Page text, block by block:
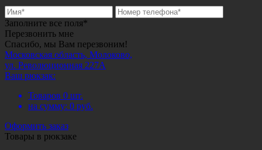
Заполните все поля*
Перезвонить мне
Спасибо, мы Вам перезвоним!
Московская область, Молоково,
ул. Революционная 227А
Ваш рюкзак:
Товаров 0 шт.
на сумму: 0 руб.
Оформить заказ
Товары в рюкзаке